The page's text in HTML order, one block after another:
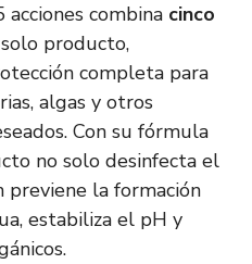
combina cinco
producto,
completa para
algas y otros
Con su fórmula
no solo desinfecta el
previene la formación
estabiliza el pH y